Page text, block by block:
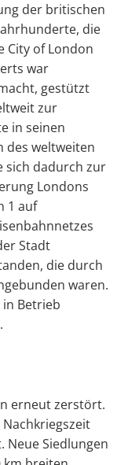
der britischen
die
City of London
war
gestützt
zur
in seinen
des weltweiten
sich dadurch zur
Londons
1 auf
Stadt
die durch
waren.
Betrieb
erneut zerstört.
Neue Siedlungen